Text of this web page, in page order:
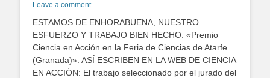
on
Leave a comment
ESTAMOS DE ENHORABUENA, NUESTRO
ESFUERZO Y TRABAJO BIEN HECHO: «Premio
Ciencia en Acción en la Feria de Ciencias de Atarfe
(Granada)». ASÍ ESCRIBEN EN LA WEB DE CIENCIA
EN ACCIÓN: El trabajo seleccionado por el jurado del